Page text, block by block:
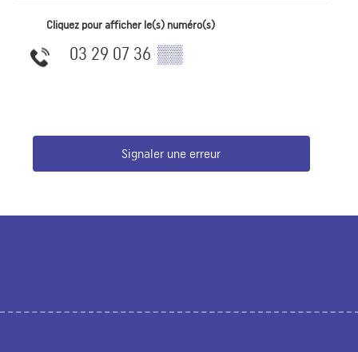
Cliquez pour afficher le(s) numéro(s)
03 29 07 36 ▒▒
Signaler une erreur